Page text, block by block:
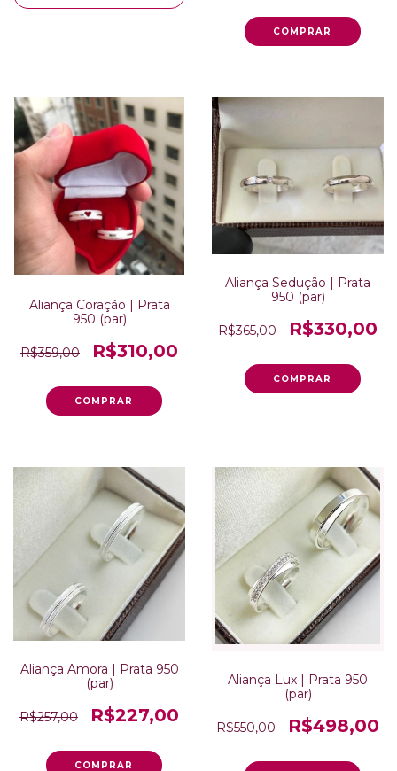
Aliança Coração | Prata
950 (par)
R$359,00 R$310,00
Aliança Sedução | Prata
950 (par)
R$365,00 R$330,00
Aliança Amora | Prata 950
(par)
R$257,00 R$227,00
Aliança Lux | Prata 950
(par)
R$550,00 R$498,00